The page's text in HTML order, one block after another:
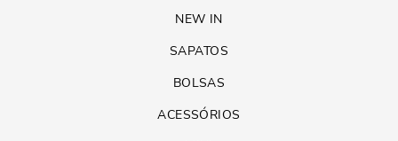
NEW IN
SAPATOS
BOLSAS
ACESSÓRIOS